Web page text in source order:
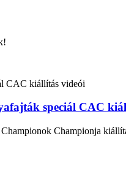
speciál CAC
Championja